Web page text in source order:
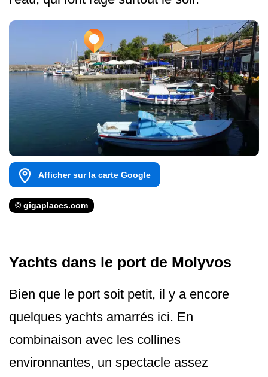
Afficher sur la carte Google
© gigaplaces.com
Yachts dans le port de Molyvos
Bien que le port soit petit, il y a encore
quelques yachts amarrés ici. En
combinaison avec les collines
environnantes, un spectacle assez